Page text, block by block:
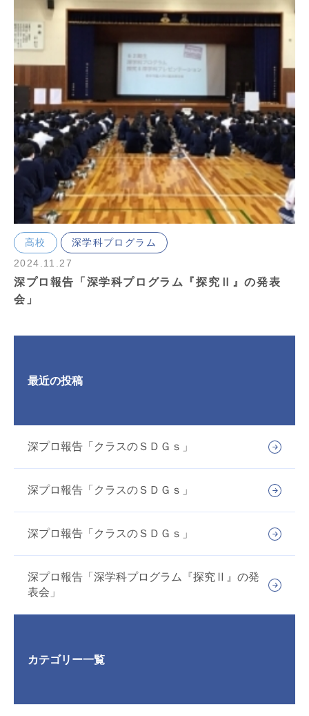
高校
深学科プログラム
2024.11.27
深プロ報告「深学科プログラム『探究Ⅱ』の発表
会」
最近の投稿
深プロ報告「クラスのＳＤＧｓ」
深プロ報告「クラスのＳＤＧｓ」
深プロ報告「クラスのＳＤＧｓ」
深プロ報告「深学科プログラム『探究Ⅱ』の発
表会」
カテゴリー一覧